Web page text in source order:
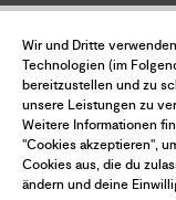
Wir und Dritte
Technologien (im
bereitzustellen und zu
unsere Leistungen zu
Weitere Informationen
"Cookies akzeptieren",
Cookies aus, die du
ändern und deine